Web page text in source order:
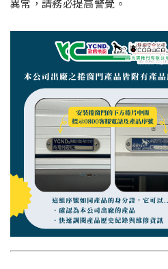
異常，請務必提高警覺。